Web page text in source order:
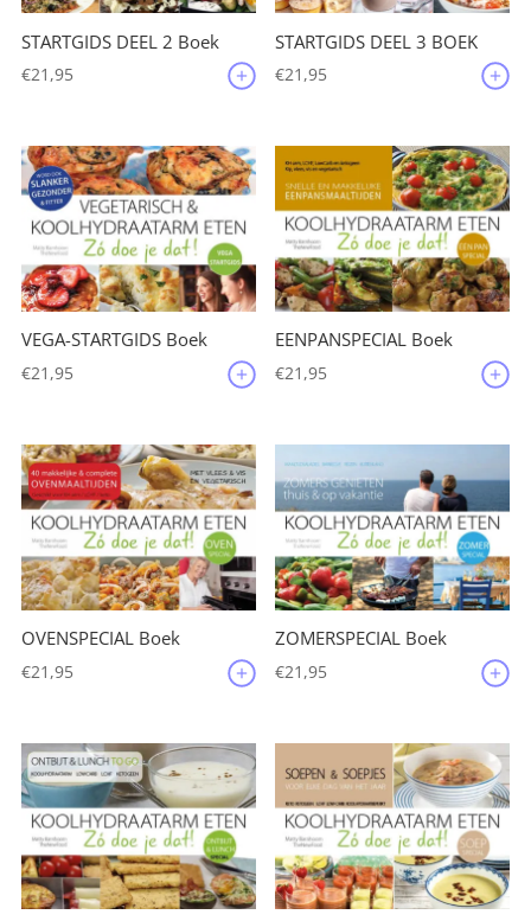
STARTGIDS DEEL 2 Boek
€21,95
STARTGIDS DEEL 3 BOEK
€21,95
VEGA-STARTGIDS Boek
€21,95
EENPANSPECIAL Boek
€21,95
OVENSPECIAL Boek
€21,95
ZOMERSPECIAL Boek
€21,95